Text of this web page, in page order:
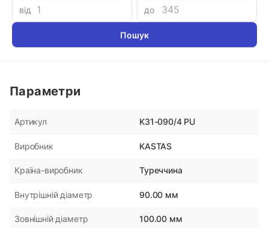
від до
Параметри
Артикул K31-090/4 PU
Виробник KASTAS
Країна-виробник Туреччина
Внутрішній діаметр 90.00 мм
Зовнішній діаметр 100.00 мм